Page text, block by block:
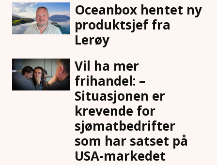
Oceanbox hentet ny
produktsjef fra
Lerøy
Vil ha mer
frihandel: –
Situasjonen er
krevende for
sjømatbedrifter
som har satset på
USA-markedet